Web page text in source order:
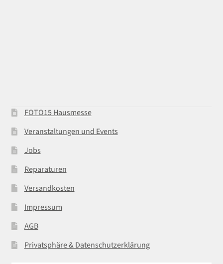
FOTO15 Hausmesse
Veranstaltungen und Events
Jobs
Reparaturen
Versandkosten
Impressum
AGB
Privatsphäre & Datenschutzerklärung